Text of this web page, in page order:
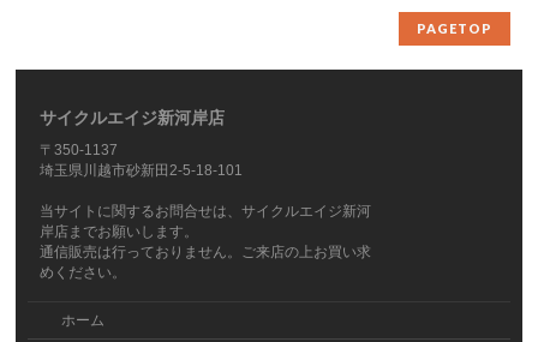
PAGETOP
サイクルエイジ新河岸店
〒350-1137
埼玉県川越市砂新田2-5-18-101
当サイトに関するお問合せは、サイクルエイジ新河
岸店までお願いします。
通信販売は行っておりません。ご来店の上お買い求
めください。
ホーム